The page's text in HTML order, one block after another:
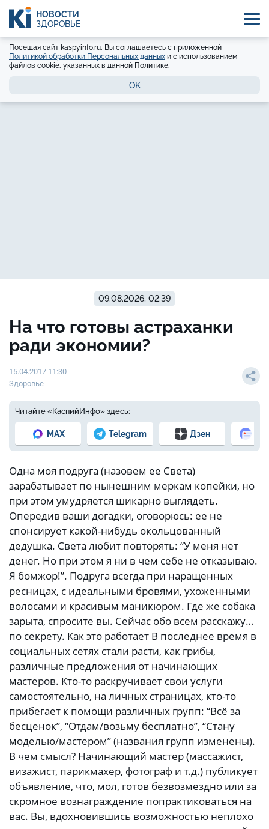
НОВОСТИ
ЗДОРОВЬЕ
Посещая сайт kaspyinfo.ru, Вы соглашаетесь с приложенной
Политикой обработки Персональных данных и с использованием
файлов cookie, указанных в данной Политике.
OK
09.08.2026, 02:39
На что готовы астраханки
ради экономии?
15.04.2017 11:30
Здоровье
Читайте «КаспийИнфо» здесь:
MAX Telegram Дзен
Одна моя подруга (назовем ее Света)
зарабатывает по нынешним меркам копейки, но
при этом умудряется шикарно выглядеть.
Опередив ваши догадки, оговорюсь: ее не
спонсирует какой-нибудь окольцованный
дедушка. Света любит повторять: “У меня нет
денег. Но при этом я ни в чем себе не отказываю.
Я бомжор!”. Подруга всегда при наращенных
ресницах, с идеальными бровями, ухоженными
волосами и красивым маникюром. Где же собака
зарыта, спросите вы. Сейчас обо всем расскажу…
по секрету. Как это работает В последнее время в
социальных сетях стали расти, как грибы,
различные предложения от начинающих
мастеров. Кто-то раскручивает свои услуги
самостоятельно, на личных страницах, кто-то
прибегает к помощи различных групп: “Всё за
бесценок”, “Отдам/возьму бесплатно”, “Стану
моделью/мастером” (названия групп изменены).
В чем смысл? Начинающий мастер (массажист,
визажист, парикмахер, фотограф и т.д.) публикует
объявление, что, мол, готов безвозмездно или за
скромное вознаграждение попрактиковаться на
вас. Вы, вдохновившись возможностью неплохо